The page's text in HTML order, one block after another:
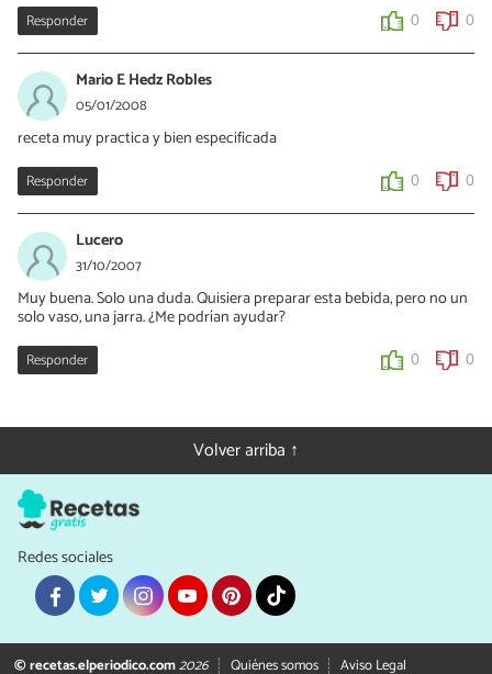
Responder 0 0
Mario E Hedz Robles
05/01/2008
receta muy practica y bien especificada
Responder 0 0
Lucero
31/10/2007
Muy buena. Solo una duda. Quisiera preparar esta bebida, pero no un
solo vaso, una jarra. ¿Me podrían ayudar?
Responder 0 0
Volver arriba ↑
Redes sociales
© recetas.elperiodico.com2026 Quiénes somos Aviso Legal